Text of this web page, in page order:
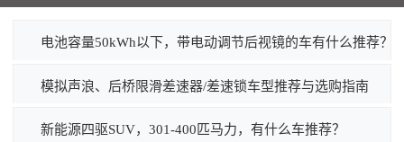
电池容量50kWh以下，带电动调节后视镜的车有什么推荐？
模拟声浪、后桥限滑差速器/差速锁车型推荐与选购指南
新能源四驱SUV，301-400匹马力，有什么车推荐？